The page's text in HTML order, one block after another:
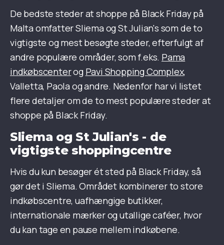
De bedste steder at shoppe på Black Friday på
Malta omfatter Sliema og St Julian's som de to
vigtigste og mest besøgte steder, efterfulgt af
andre populære områder, som f.eks. Pama
indkøbscenterog Pavi Shopping Complex,
Valletta, Paola og andre. Nedenfor har vi listet
flere detaljer om de to mest populære steder at
shoppe på Black Friday.
Sliema og St Julian's - de
vigtigste shoppingcentre
Hvis du kun besøger ét sted på Black Friday, så
gør det i Sliema. Området kombinerer to store
indkøbscentre, uafhængige butikker,
internationale mærker og utallige caféer, hvor
du kan tage en pause mellem indkøbene.